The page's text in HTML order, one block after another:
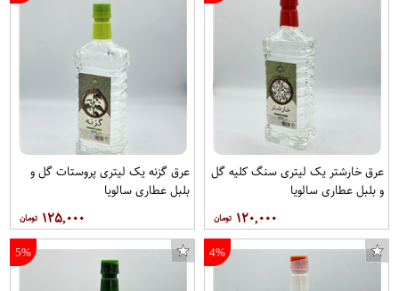
عرق خارشتر یک لیتری سنگ کلیه گل
و بلبل عطاری سالویا
۱۲۰,۰۰۰
عرق گزنه یک لیتری پروستات گل و
بلبل عطاری سالویا
۱۲۵,۰۰۰
4%
5%